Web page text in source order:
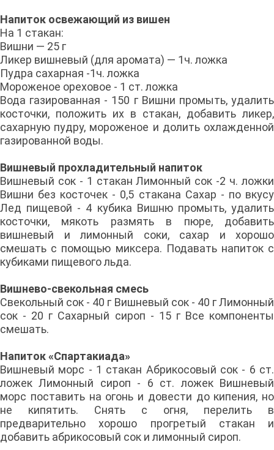
Напиток освежающий из вишен
На 1 стакан:
Вишни — 25 г
Ликер вишневый (для аромата) — 1ч. ложка
Пудра сахарная -1ч. ложка
Мороженое ореховое - 1 ст. ложка
Вода газированная - 150 г Вишни промыть, удалить
косточки, положить их в стакан, добавить ликер,
сахарную пудру, мороженое и долить охлажденной
газированной воды.
Вишневый прохладительный напиток
Вишневый сок - 1 стакан Лимонный сок -2 ч. ложки
Вишни без косточек - 0,5 стакана Сахар - по вкусу
Лед пищевой - 4 кубика Вишню промыть, удалить
косточки, мякоть размять в пюре, добавить
вишневый и лимонный соки, сахар и хорошо
смешать с помощью миксера. Подавать напиток с
кубиками пищевого льда.
Вишнево-свекольная смесь
Свекольный сок - 40 г Вишневый сок - 40 г Лимонный
сок - 20 г Сахарный сироп - 15 г Все компоненты
смешать.
Напиток «Спартакиада»
Вишневый морс - 1 стакан Абрикосовый сок - 6 ст.
ложек Лимонный сироп - 6 ст. ложек Вишневый
морс поставить на огонь и довести до кипения, но
не кипятить. Снять с огня, перелить в
предварительно хорошо прогретый стакан и
добавить абрикосовый сок и лимонный сироп.